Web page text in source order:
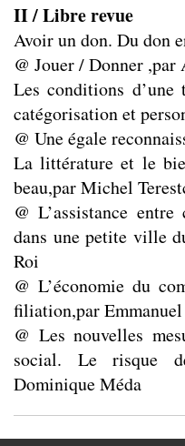
II / Libre revue
Avoir un don. Du don
@ Jouer / Donner
Les conditions
catégorisation et
@ Une égale
La littérature et le
beau,par Michel
@ L’assistance
dans une petite ville
Roi
@ L’économie du
filiation,par
@ Les nouvelles
social. Le risque
Dominique Méda